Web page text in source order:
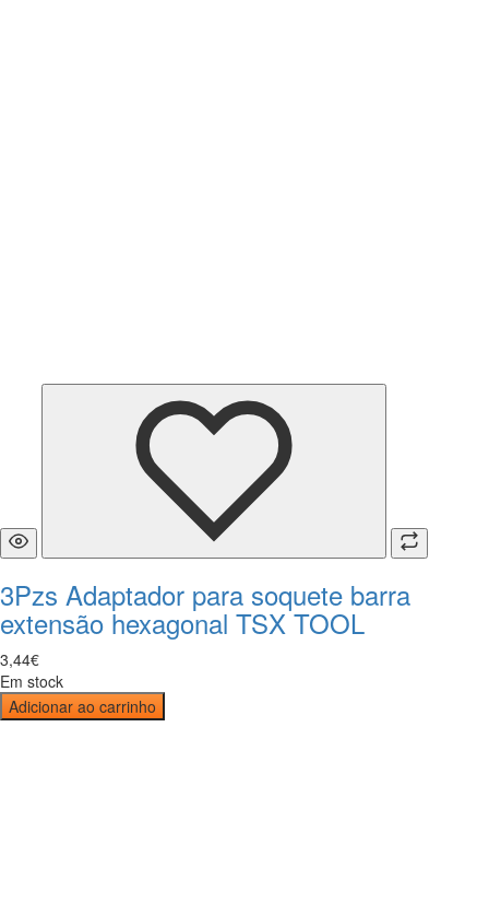
3Pzs Adaptador para soquete barra
extensão hexagonal TSX TOOL
3,44€
Em stock
Adicionar ao carrinho